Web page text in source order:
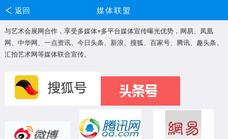
返回 媒体联盟
与艺术会展网合作，享受多媒体+多平台媒体宣传曝光优势，网易、凤凰
网、中华网、一点资讯、今日头条、新浪、搜狐、百家号、腾讯、趣头条、
汇拍艺术网等媒体联合宣传。